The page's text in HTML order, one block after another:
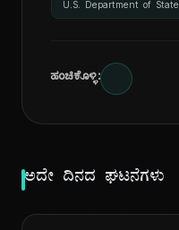
U.S. Department of State
ಹಂಚಿಕೊಳ್ಳಿ:
ಅದೇ ದಿನದ ಘಟನೆಗಳು